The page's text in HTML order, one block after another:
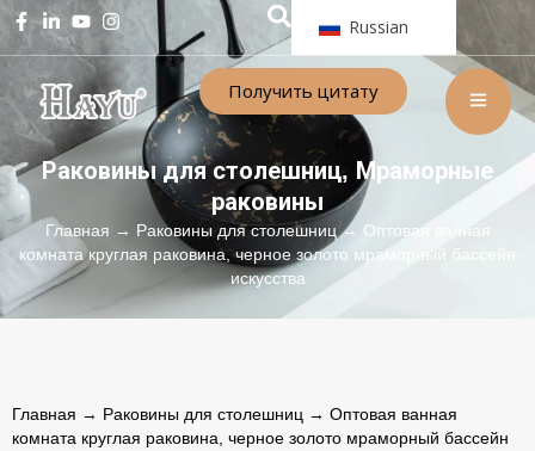
Russian
Получить цитату
Раковины для столешниц, Мраморные
раковины
Главная → Раковины для столешниц → Оптовая ванная
комната круглая раковина, черное золото мраморный бассейн
искусства
Главная → Раковины для столешниц → Оптовая ванная
комната круглая раковина, черное золото мраморный бассейн